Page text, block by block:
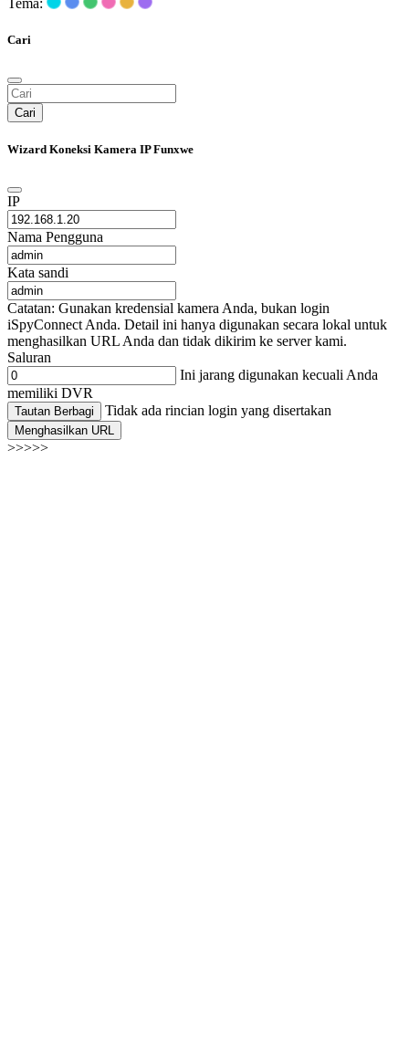
Tema:
Cari
Cari
Wizard Koneksi Kamera IP Funxwe
IP
Nama Pengguna
Kata sandi
Catatan: Gunakan kredensial kamera Anda, bukan login
iSpyConnect Anda. Detail ini hanya digunakan secara lokal untuk
menghasilkan URL Anda dan tidak dikirim ke server kami.
Saluran
Ini jarang digunakan kecuali Anda
memiliki DVR
Tautan Berbagi Tidak ada rincian login yang disertakan
Menghasilkan URL
>>>>>